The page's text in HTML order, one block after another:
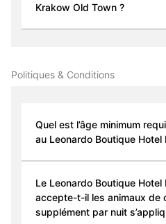
Krakow Old Town ?
Politiques & Conditions
Quel est l’âge minimum
au Leonardo Boutique Hotel
Le Leonardo Boutique
accepte-t-il les animaux de
supplément par nuit